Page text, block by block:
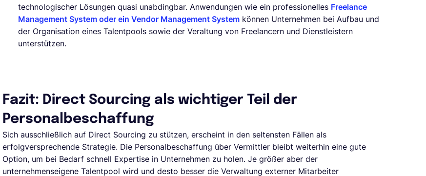
technologischer Lösungen quasi unabdingbar. Anwendungen wie ein professionelles Freelance
Management System oder ein Vendor Management System können Unternehmen bei Aufbau und
der Organisation eines Talentpools sowie der Veraltung von Freelancern und Dienstleistern
unterstützen.
Fazit: Direct Sourcing als wichtiger Teil der
Personalbeschaffung
Sich ausschließlich auf Direct Sourcing zu stützen, erscheint in den seltensten Fällen als
erfolgversprechende Strategie. Die Personalbeschaffung über Vermittler bleibt weiterhin eine gute
Option, um bei Bedarf schnell Expertise in Unternehmen zu holen. Je größer aber der
unternehmenseigene Talentpool wird und desto besser die Verwaltung externer Mitarbeiter